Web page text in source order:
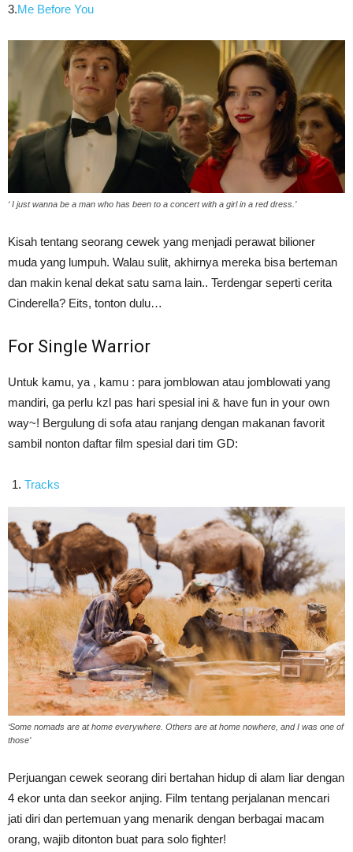
3.Me Before You
‘ I just wanna be a man who has been to a concert with a girl in a red dress.’
Kisah tentang seorang cewek yang menjadi perawat bilioner
muda yang lumpuh. Walau sulit, akhirnya mereka bisa berteman
dan makin kenal dekat satu sama lain.. Terdengar seperti cerita
Cinderella? Eits, tonton dulu…
For Single Warrior
Untuk kamu, ya , kamu : para jomblowan atau jomblowati yang
mandiri, ga perlu kzl pas hari spesial ini & have fun in your own
way~! Bergulung di sofa atau ranjang dengan makanan favorit
sambil nonton daftar film spesial dari tim GD:
Tracks
‘Some nomads are at home everywhere. Others are at home nowhere, and I was one of
those’
Perjuangan cewek seorang diri bertahan hidup di alam liar dengan
4 ekor unta dan seekor anjing. Film tentang perjalanan mencari
jati diri dan pertemuan yang menarik dengan berbagai macam
orang, wajib ditonton buat para solo fighter!